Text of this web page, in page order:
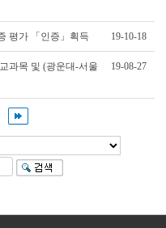
평가 「인증」획득 19-10-18
과목 및 (광운대-서울
19-08-27